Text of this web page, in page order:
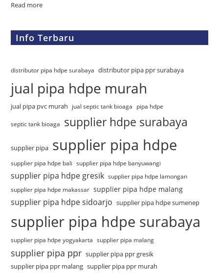
Read more
Info Terbaru
distributor pipa hdpe surabaya distributor pipa ppr surabaya
jual pipa hdpe murah
jual pipa pvc murah jual septic tank bioaga pipa hdpe
septic tank bioaga supplier hdpe surabaya
supplier pipa supplier pipa hdpe
supplier pipa hdpe bali supplier pipa hdpe banyuwangi
supplier pipa hdpe gresik supplier pipa hdpe lamongan
supplier pipa hdpe makassar supplier pipa hdpe malang
supplier pipa hdpe sidoarjo supplier pipa hdpe sumenep
supplier pipa hdpe surabaya
supplier pipa hdpe yogyakarta supplier pipa malang
supplier pipa ppr supplier pipa ppr gresik
supplier pipa ppr malang supplier pipa ppr murah